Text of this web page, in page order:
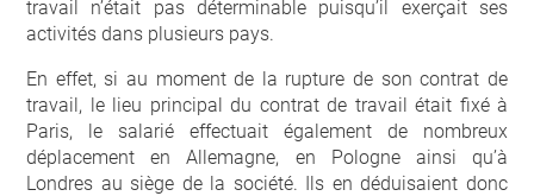
travail n’était pas déterminable puisqu’il exerçait ses
activités dans plusieurs pays.
En effet, si au moment de la rupture de son contrat de
travail, le lieu principal du contrat de travail était fixé à
Paris, le salarié effectuait également de nombreux
déplacement en Allemagne, en Pologne ainsi qu’à
Londres au siège de la société. Ils en déduisaient donc